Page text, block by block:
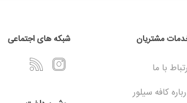
مشتریان
با ما
کافه سیلور
شبکه های اجتماعی